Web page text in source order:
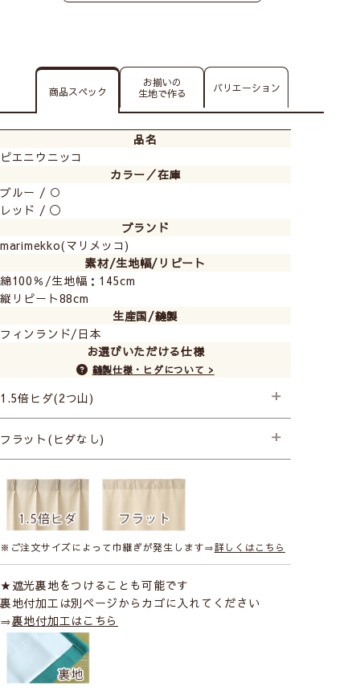
商品スペック
お揃いの
生地で作る
バリエーション
品名
ピエニウニッコ
カラー／在庫
ブルー / ○
レッド / ◯
ブランド
marimekko(マリメッコ)
素材/生地幅/リピート
綿100％/生地幅：145cm
縦リピート88cm
生産国/縫製
フィンランド/日本
お選びいただける仕様
縫製仕様・ヒダについて >
1.5倍ヒダ(2つ山)
├プレミアム縫製
フラット(ヒダなし)
├プレミアム縫製
※ご注文サイズによって巾継ぎが発生します⇒詳しくはこちら
★遮光裏地をつけることも可能です
裏地付加工は別ページからカゴに入れてください
⇒裏地付加工はこちら